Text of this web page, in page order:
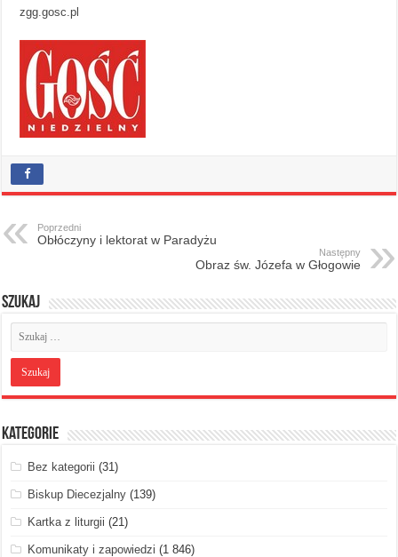
zgg.gosc.pl
Poprzedni
Obłóczyny i lektorat w Paradyżu
Następny
Obraz św. Józefa w Głogowie
Szukaj
Kategorie
Bez kategorii (31)
Biskup Diecezjalny (139)
Kartka z liturgii (21)
Komunikaty i zapowiedzi (1 846)